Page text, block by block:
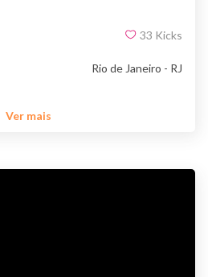
33 Kicks
Rio de Janeiro - RJ
Ver mais